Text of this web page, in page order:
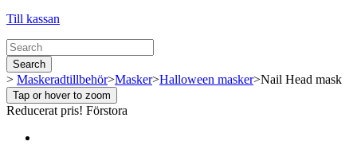
Till kassan
Search
> Maskeradtillbehör>Masker>Halloween masker>Nail Head mask
Tap or hover to zoom
Reducerat pris! Förstora